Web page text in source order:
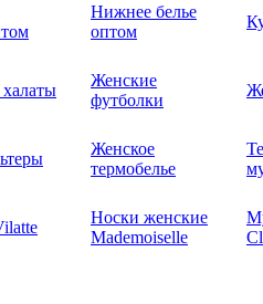
Нижнее белье
оптом
Женские
футболки
Женское
термобелье
Носки женские
Mademoiselle